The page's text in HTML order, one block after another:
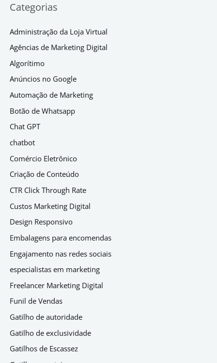
Categorias
Administração da Loja Virtual
Agências de Marketing Digital
Algorítimo
Anúncios no Google
Automação de Marketing
Botão de Whatsapp
Chat GPT
chatbot
Comércio Eletrônico
Criação de Conteúdo
CTR Click Through Rate
Custos Marketing Digital
Design Responsivo
Embalagens para encomendas
Engajamento nas redes sociais
especialistas em marketing
Freelancer Marketing Digital
Funil de Vendas
Gatilho de autoridade
Gatilho de exclusividade
Gatilhos de Escassez